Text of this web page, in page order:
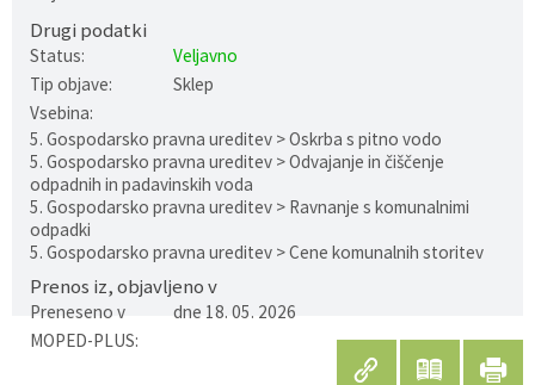
Drugi podatki
Status:
Veljavno
Tip objave:
Sklep
Vsebina:
5. Gospodarsko pravna ureditev > Oskrba s pitno vodo
5. Gospodarsko pravna ureditev > Odvajanje in čiščenje
odpadnih in padavinskih voda
5. Gospodarsko pravna ureditev > Ravnanje s komunalnimi
odpadki
5. Gospodarsko pravna ureditev > Cene komunalnih storitev
Prenos iz, objavljeno v
Preneseno v
MOPED-PLUS:
dne 18. 05. 2026
Gospodarstvo
Pokopališča
Varstvo osebnih podatkov
Katalog informacij javnega značaja
Vizitka občine
Skupne službe
Predpisi in odloki
Proračun občine
Vrelec
Lokalne volitve
Folklorna skupina DPŽ Dolenjske Toplice